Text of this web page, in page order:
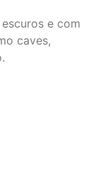
e com
caves,